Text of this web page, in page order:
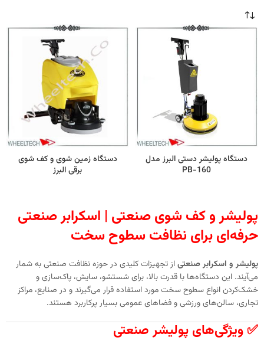
دستگاه پولیشر دستی البرز مدل
PB-160
دستگاه زمین‌ شوی و کف‌ شوی
برقی البرز
پولیشر و کف شوی صنعتی | اسکرابر صنعتی
حرفه‌ای برای نظافت سطوح سخت
پولیشر و اسکرابر صنعتیاز تجهیزات کلیدی در حوزه نظافت صنعتی به شمار
می‌آیند. این دستگاه‌ها با قدرت بالا، برای شستشو، سایش، پاک‌سازی و
خشک‌کردن انواع سطوح سخت مورد استفاده قرار می‌گیرند و در صنایع، مراکز
تجاری، سالن‌های ورزشی و فضاهای عمومی بسیار پرکاربرد هستند.
✅ ویژگی‌های پولیشر صنعتی